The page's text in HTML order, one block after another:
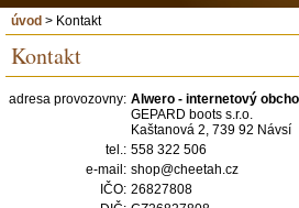
úvod > Kontakt
Kontakt
adresa provozovny: Alwero - internetový
GEPARD boots s.r.o.
Kaštanová 2, 739 92 Návsí
tel.: 558 322 506
e-mail: shop@cheetah.cz
IČO: 26827808